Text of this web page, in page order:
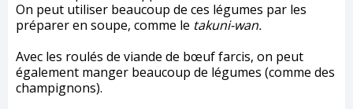
On peut utiliser beaucoup de ces légumes par les
préparer en soupe, comme le takuni-wan.
Avec les roulés de viande de bœuf farcis, on peut
également manger beaucoup de légumes (comme des
champignons).